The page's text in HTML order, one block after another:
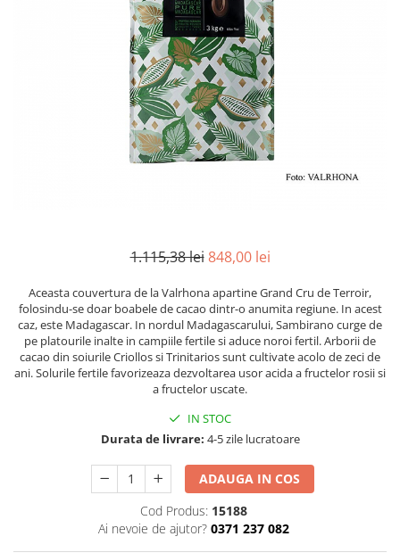
Mustar si specialitati din mustar
Crema de otet balsamic si
Piper
Produse de patiserie
Frisca si smantana
Sare
Sare de mare din Franta / Italia /
Sare de mare din Marea Nordului
Sare de mare naturala din
Razatoare, peelere, feliatoare
Accesorii pentru patiserie
Suporturi pentru oale
Capace pentru vase de gatit
Vase cu inductie
Seturi de oale si tigai
Prajitore paine
Cesti, boluri, vesela
1.115,38 lei 848,00 lei
Aceasta couvertura de la Valrhona apartine Grand Cru de Terroir,
folosindu-se doar boabele de cacao dintr-o anumita regiune. In acest
caz, este Madagascar. In nordul Madagascarului, Sambirano curge de
pe platourile inalte in campiile fertile si aduce noroi fertil. Arborii de
cacao din soiurile Criollos si Trinitarios sunt cultivate acolo de zeci de
ani. Solurile fertile favorizeaza dezvoltarea usor acida a fructelor rosii si
a fructelor uscate.
IN STOC
Durata de livrare: 4-5 zile lucratoare
ADAUGA IN COS
Cod Produs: 15188
Ai nevoie de ajutor? 0371 237 082